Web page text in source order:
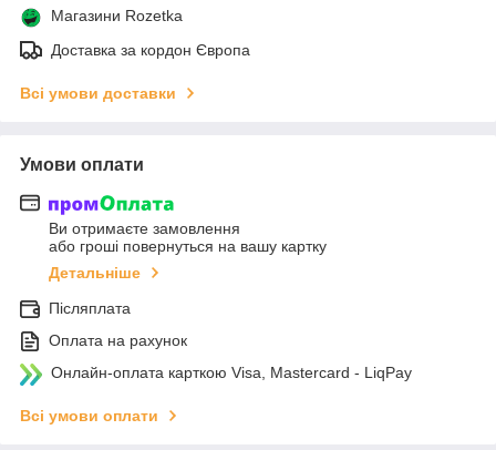
Магазини Rozetka
Доставка за кордон Європа
Всі умови доставки
Умови оплати
Ви отримаєте замовлення
або гроші повернуться на вашу картку
Детальніше
Післяплата
Оплата на рахунок
Онлайн-оплата карткою Visa, Mastercard - LiqPay
Всі умови оплати